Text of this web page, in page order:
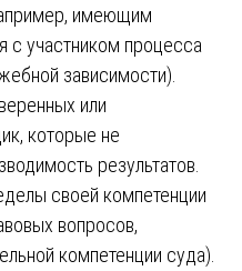
имеющим
с участником процесса
зависимости).
или
которые не
результатов.
своей компетенции
вопросов,
компетенции суда).